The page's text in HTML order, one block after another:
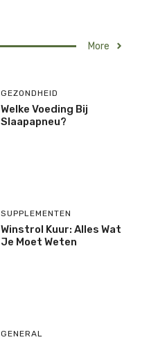
More
GEZONDHEID
Welke Voeding Bij
Slaapapneu?
SUPPLEMENTEN
Winstrol Kuur: Alles Wat
Je Moet Weten
GENERAL